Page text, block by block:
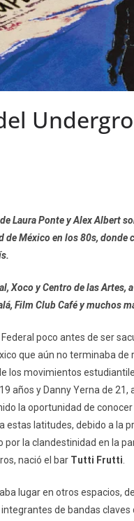
Laura Ponte y Alex Albert
de México en los 80s,
Xoco y Centro de las Artes,
Film Club Café y muchos
poco antes de ser
que aún no terminaba de
movimientos
años y Danny Yerna de 21,
la oportunidad de conocer
latitudes, debido a la
la clandestinidad en la
nació el bar Tutti Frutti
lugar en otros espacios,
de bandas